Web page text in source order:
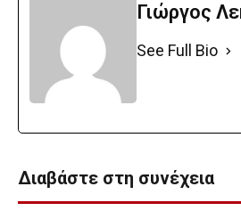
Γιώργος
See Full Bio
Διαβάστε στη συνέχεια